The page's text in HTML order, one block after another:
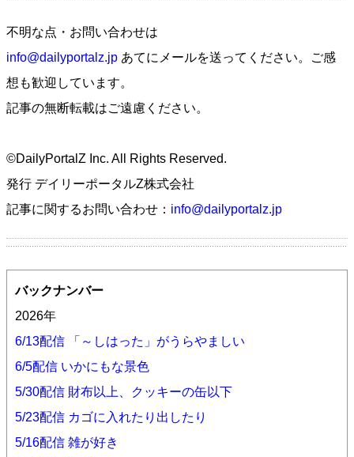
不明な点・お問い合わせは
info@dailyportalz.jp あてにメールを送ってください。ご感
想も歓迎しています。
記事の無断転載はご遠慮ください。
©DailyPortalZ Inc. All Rights Reserved.
発行 デイリーポータルZ株式会社
記事に関するお問い合わせ： info@dailyportalz.jp
バックナンバー
2026年
6/13配信 「～しはった」がうらやましい
6/5配信 いかにもな景色
5/30配信 財布以上、クッキーの缶以下
5/23配信 カゴに入れたり出したり
5/16配信 雑が好き